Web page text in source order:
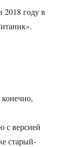
2018 году в
с версией
старый-